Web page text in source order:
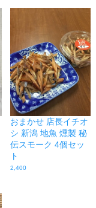
おまかせ 店長イチオ
シ 新潟 地魚 燻製 秘
伝スモーク 4個セッ
ト
2,400